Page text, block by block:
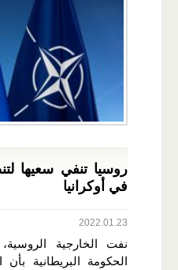
روسيا تنفي سعيها
في أوكرانيا
2022.01.23
نفت الخارجية
الحكومة البريطانية